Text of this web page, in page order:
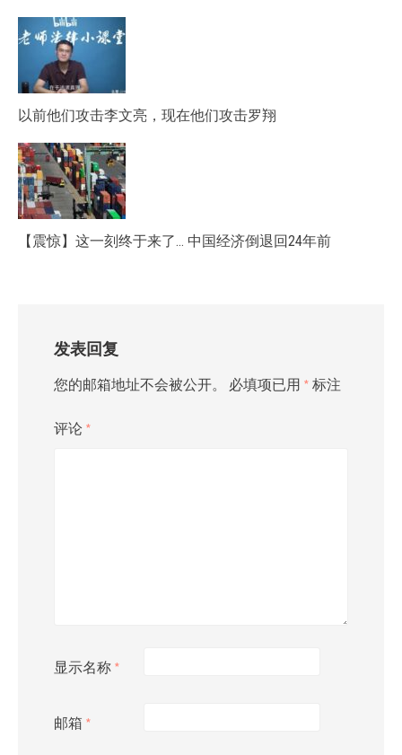
以前他们攻击李文亮，现在他们攻击罗翔
【震惊】这一刻终于来了… 中国经济倒退回24年前
发表回复
您的邮箱地址不会被公开。 必填项已用 * 标注
评论 *
显示名称 *
邮箱 *